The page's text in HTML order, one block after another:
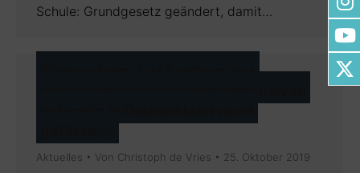
Schule: Grundgesetz geändert, damit…
Aktuelles Von Christoph de Vries 25. Oktober 2019